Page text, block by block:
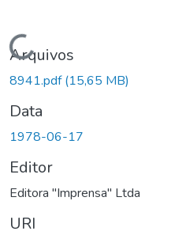
Carregando...
Arquivos
8941.pdf(15,65 MB)
Data
1978-06-17
Editor
Editora "Imprensa" Ltda
URI